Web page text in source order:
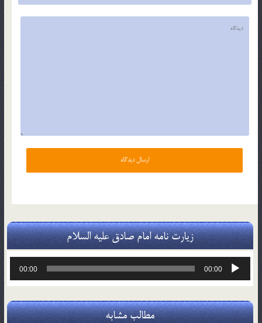
زیارت نامه امام صادق علیه السلام
پخش‌کننده
00:00
00:00
مطالب مشابه